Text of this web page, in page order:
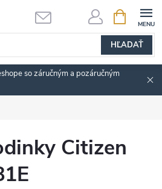
HĽADAŤ
KOŠÍK
so záručným a pozáručným
Citizen